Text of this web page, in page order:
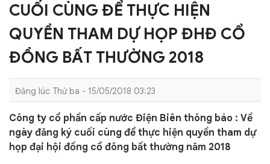
CUỐI CÙNG ĐỂ THỰC HIỆN
QUYỀN THAM DỰ HỌP ĐHĐ CỔ
ĐỒNG BẤT THƯỜNG 2018
Đăng lúc Thứ ba - 15/05/2018 03:23
Công ty cổ phần cấp nước Điện Biên thông báo : Về
ngày đăng ký cuối cùng để thực hiện quyền tham dự
họp đại hội đồng cổ đông bất thường năm 2018